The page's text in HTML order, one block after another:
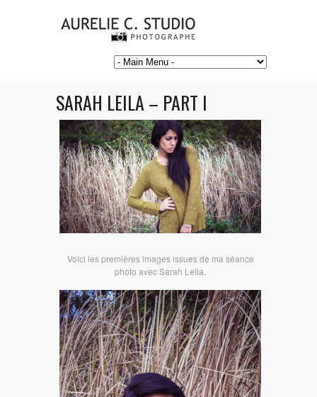
SARAH LEILA – PART I
Voici les premières images issues de ma séance
photo avec Sarah Leila.